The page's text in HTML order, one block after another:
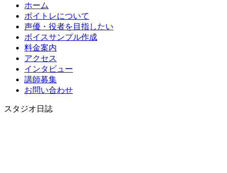
ホーム
ボイトレについて
声優・役者を目指したい
ボイスサンプル作成
料金案内
アクセス
インタビュー
講師募集
お問い合わせ
スタジオ日誌